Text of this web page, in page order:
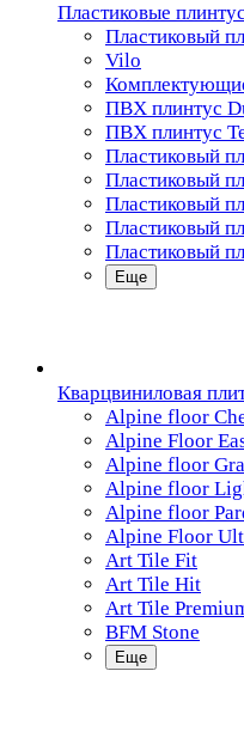
Пластиковые
Пластиковый
Vilo
ПВХ плинтус
ПВХ плинтус
Пластиковый
Пластиковый
Пластиковый
Пластиковый
Пластиковый
Еще
Кварцвиниловая
Alpine floor
Alpine Floor
Alpine floor
Alpine floor
Alpine floor
Alpine Floor
Art Tile Fit
Art Tile Hit
Art Tile
BFM Stone
Еще